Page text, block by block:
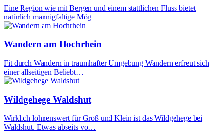
Eine Region wie mit Bergen und einem stattlichen Fluss bietet
natürlich mannigfaltige Mög…
Wandern am Hochrhein
Fit durch Wandern in traumhafter Umgebung Wandern erfreut sich
einer allseitigen Beliebt…
Wildgehege Waldshut
Wirklich lohnenswert für Groß und Klein ist das Wildgehege bei
Waldshut. Etwas abseits vo…